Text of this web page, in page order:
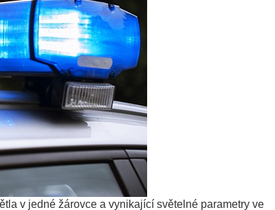
v jedné žárovce a vynikající světelné parametry ve